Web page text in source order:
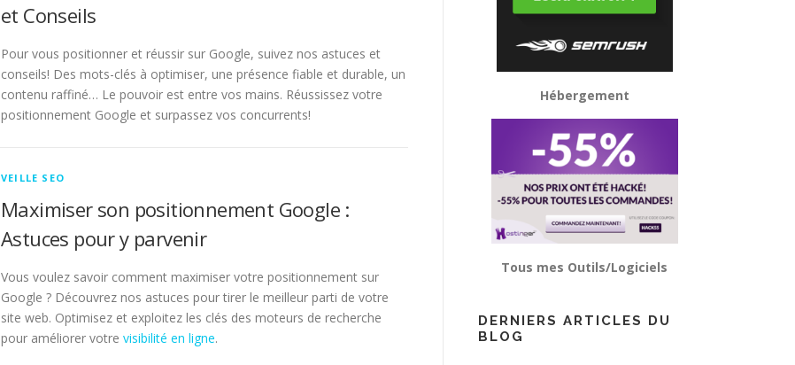
et Conseils
Pour vous positionner et réussir sur Google, suivez nos astuces et
conseils! Des mots-clés à optimiser, une présence fiable et durable, un
contenu raffiné… Le pouvoir est entre vos mains. Réussissez votre
positionnement Google et surpassez vos concurrents!
VEILLE SEO
Maximiser son positionnement Google :
Astuces pour y parvenir
Vous voulez savoir comment maximiser votre positionnement sur
Google ? Découvrez nos astuces pour tirer le meilleur parti de votre
site web. Optimisez et exploitez les clés des moteurs de recherche
pour améliorer votre visibilité en ligne.
Hébergement
Tous mes Outils/Logiciels
DERNIERS ARTICLES DU
BLOG